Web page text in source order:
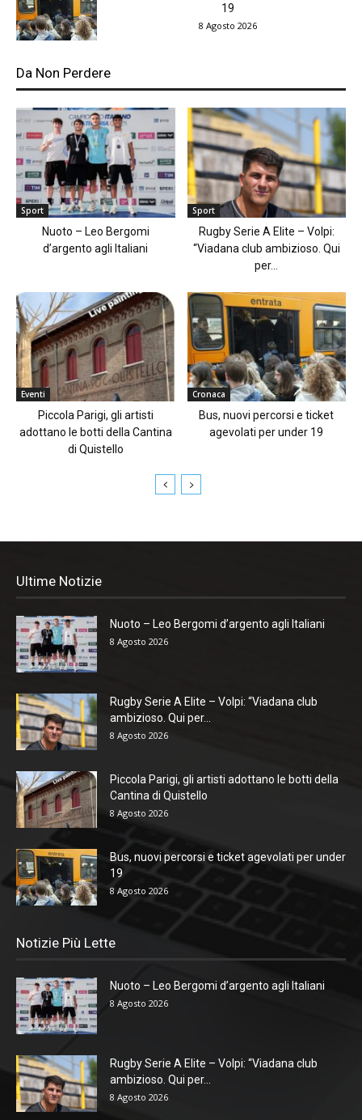
19
8 Agosto 2026
Da Non Perdere
Sport
Nuoto – Leo Bergomi
d’argento agli Italiani
Sport
Rugby Serie A Elite – Volpi:
“Viadana club ambizioso. Qui
per...
Eventi
Piccola Parigi, gli artisti
adottano le botti della Cantina
di Quistello
Cronaca
Bus, nuovi percorsi e ticket
agevolati per under 19
Ultime Notizie
Nuoto – Leo Bergomi d’argento agli Italiani
8 Agosto 2026
Rugby Serie A Elite – Volpi: “Viadana club
ambizioso. Qui per...
8 Agosto 2026
Piccola Parigi, gli artisti adottano le botti della
Cantina di Quistello
8 Agosto 2026
Bus, nuovi percorsi e ticket agevolati per under
19
8 Agosto 2026
Notizie Più Lette
Nuoto – Leo Bergomi d’argento agli Italiani
8 Agosto 2026
Rugby Serie A Elite – Volpi: “Viadana club
ambizioso. Qui per...
8 Agosto 2026